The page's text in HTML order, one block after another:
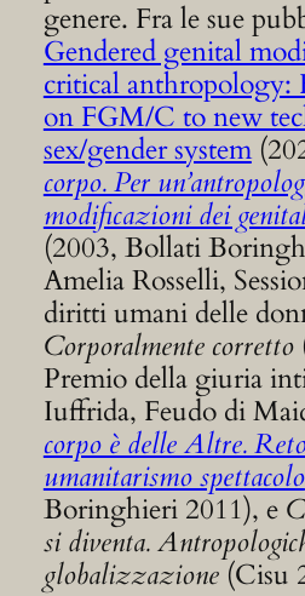
genere. Fra le sue
Gendered genital
critical anthropology:
on FGM/C to new
sex/gender system
corpo. Per
modificazioni dei
(2003, Bollati
Amelia Rosselli,
diritti umani delle
Corporalmente corretto
Premio della giuria
Iuffrida, Feudo di
corpo è delle Altre.
umanitarismo spettacolo
Boringhieri 2011), e
si diventa.
globalizzazione(Cisu